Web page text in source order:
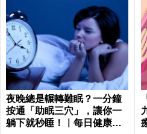
夜晚總是輾轉難眠？一分鐘
按通「助眠三穴」，讓你一
躺下就秒睡！｜每日健康He